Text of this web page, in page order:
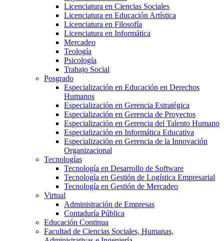
Licenciatura en Ciencias Sociales
Licenciatura en Educación Artística
Licenciatura en Filosofía
Licenciatura en Informática
Mercadeo
Teología
Psicología
Trabajo Social
Posgrado
Especialización en Educación en Derechos
Humanos
Especialización en Gerencia Estratégica
Especialización en Gerencia de Proyectos
Especialización en Gerencia del Talento Humano
Especialización en Informática Educativa
Especialización en Gerencia de la Innovación
Organizacional
Tecnologías
Tecnología en Desarrollo de Software
Tecnología en Gestión de Logística Empresarial
Tecnología en Gestión de Mercadeo
Virtual
Administración de Empresas
Contaduría Pública
Educación Continua
Facultad de Ciencias Sociales, Humanas,